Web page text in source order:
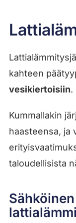
kahteen
vesikiertoisiin.
Kummallakin
haasteensa, ja
taloudellisista